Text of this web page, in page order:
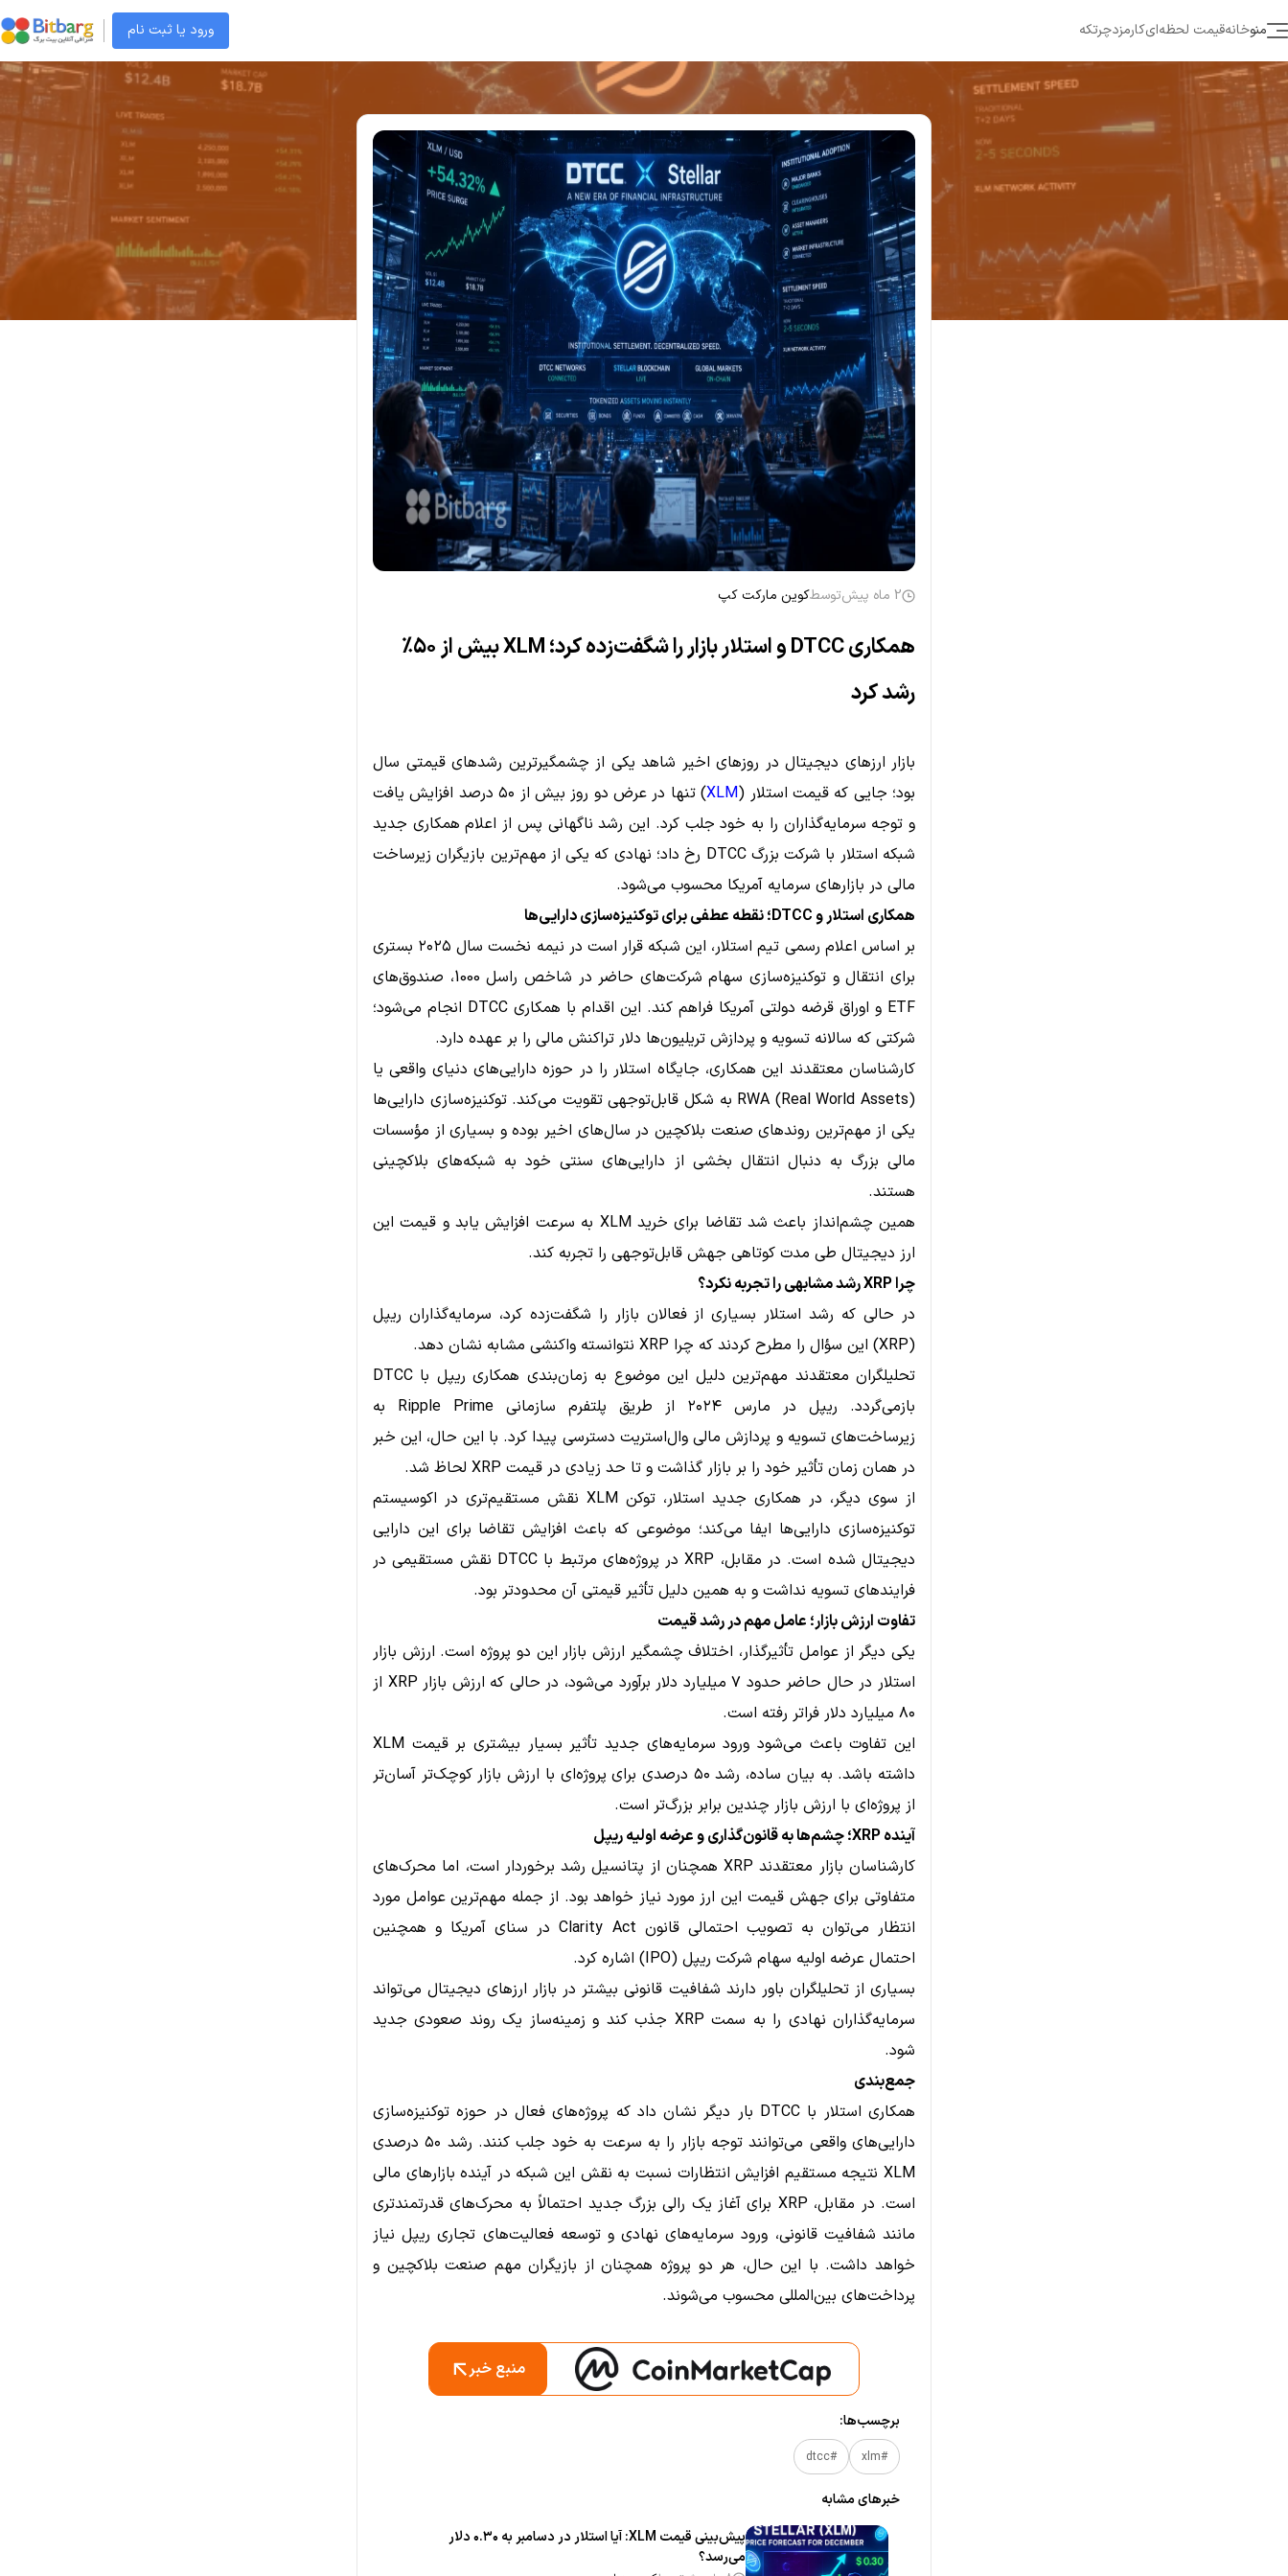
ورود یا ثبت نام چرتکهکارمزدقیمت لحظه‌ایخانهمنو
2 ماه پیش توسطکوین مارکت کپ
همکاری DTCC و استلار بازار را شگفت‌زده کرد؛ XLM بیش از ۵۰٪
رشد کرد
بازار ارزهای دیجیتال در روزهای اخیر شاهد یکی از چشمگیرترین رشدهای قیمتی سال
بود؛ جایی که قیمت استلار (XLM
) تنها در عرض دو روز بیش از ۵۰ درصد افزایش یافت
و توجه سرمایه‌گذاران را به خود جلب کرد. این رشد ناگهانی پس از اعلام همکاری جدید
شبکه استلار با شرکت بزرگ DTCC رخ داد؛ نهادی که یکی از مهم‌ترین بازیگران زیرساخت
مالی در بازارهای سرمایه آمریکا محسوب می‌شود.
همکاری استلار و DTCC؛ نقطه عطفی برای توکنیزه‌سازی دارایی‌ها
بر اساس اعلام رسمی تیم استلار، این شبکه قرار است در نیمه نخست سال ۲۰۲۵ بستری
برای انتقال و توکنیزه‌سازی سهام شرکت‌های حاضر در شاخص راسل 1000، صندوق‌های
ETF و اوراق قرضه دولتی آمریکا فراهم کند. این اقدام با همکاری DTCC انجام می‌شود؛
شرکتی که سالانه تسویه و پردازش تریلیون‌ها دلار تراکنش مالی را بر عهده دارد.
کارشناسان معتقدند این همکاری، جایگاه استلار را در حوزه دارایی‌های دنیای واقعی یا
RWA (Real World Assets) به شکل قابل‌توجهی تقویت می‌کند. توکنیزه‌سازی دارایی‌ها
یکی از مهم‌ترین روندهای صنعت بلاکچین در سال‌های اخیر بوده و بسیاری از مؤسسات
مالی بزرگ به دنبال انتقال بخشی از دارایی‌های سنتی خود به شبکه‌های بلاکچینی
هستند.
همین چشم‌انداز باعث شد تقاضا برای خرید XLM به سرعت افزایش یابد و قیمت این
ارز دیجیتال طی مدت کوتاهی جهش قابل‌توجهی را تجربه کند.
چرا XRP رشد مشابهی را تجربه نکرد؟
در حالی که رشد استلار بسیاری از فعالان بازار را شگفت‌زده کرد، سرمایه‌گذاران ریپل
(XRP) این سؤال را مطرح کردند که چرا XRP نتوانسته واکنشی مشابه نشان دهد.
تحلیلگران معتقدند مهم‌ترین دلیل این موضوع به زمان‌بندی همکاری ریپل با DTCC
بازمی‌گردد. ریپل در مارس ۲۰۲۴ از طریق پلتفرم سازمانی Ripple Prime به
زیرساخت‌های تسویه و پردازش مالی وال‌استریت دسترسی پیدا کرد. با این حال، این خبر
در همان زمان تأثیر خود را بر بازار گذاشت و تا حد زیادی در قیمت XRP لحاظ شد.
از سوی دیگر، در همکاری جدید استلار، توکن XLM نقش مستقیم‌تری در اکوسیستم
توکنیزه‌سازی دارایی‌ها ایفا می‌کند؛ موضوعی که باعث افزایش تقاضا برای این دارایی
دیجیتال شده است. در مقابل، XRP در پروژه‌های مرتبط با DTCC نقش مستقیمی در
فرایندهای تسویه نداشت و به همین دلیل تأثیر قیمتی آن محدودتر بود.
تفاوت ارزش بازار؛ عامل مهم در رشد قیمت
یکی دیگر از عوامل تأثیرگذار، اختلاف چشمگیر ارزش بازار این دو پروژه است. ارزش بازار
استلار در حال حاضر حدود ۷ میلیارد دلار برآورد می‌شود، در حالی که ارزش بازار XRP از
۸۰ میلیارد دلار فراتر رفته است.
این تفاوت باعث می‌شود ورود سرمایه‌های جدید تأثیر بسیار بیشتری بر قیمت XLM
داشته باشد. به بیان ساده، رشد ۵۰ درصدی برای پروژه‌ای با ارزش بازار کوچک‌تر آسان‌تر
از پروژه‌ای با ارزش بازار چندین برابر بزرگ‌تر است.
آینده XRP؛ چشم‌ها به قانون‌گذاری و عرضه اولیه ریپل
کارشناسان بازار معتقدند XRP همچنان از پتانسیل رشد برخوردار است، اما محرک‌های
متفاوتی برای جهش قیمت این ارز مورد نیاز خواهد بود. از جمله مهم‌ترین عوامل مورد
انتظار می‌توان به تصویب احتمالی قانون Clarity Act در سنای آمریکا و همچنین
احتمال عرضه اولیه سهام شرکت ریپل (IPO) اشاره کرد.
بسیاری از تحلیلگران باور دارند شفافیت قانونی بیشتر در بازار ارزهای دیجیتال می‌تواند
سرمایه‌گذاران نهادی را به سمت XRP جذب کند و زمینه‌ساز یک روند صعودی جدید
شود.
جمع‌بندی
همکاری استلار با DTCC بار دیگر نشان داد که پروژه‌های فعال در حوزه توکنیزه‌سازی
دارایی‌های واقعی می‌توانند توجه بازار را به سرعت به خود جلب کنند. رشد ۵۰ درصدی
XLM نتیجه مستقیم افزایش انتظارات نسبت به نقش این شبکه در آینده بازارهای مالی
است. در مقابل، XRP برای آغاز یک رالی بزرگ جدید احتمالاً به محرک‌های قدرتمندتری
مانند شفافیت قانونی، ورود سرمایه‌های نهادی و توسعه فعالیت‌های تجاری ریپل نیاز
خواهد داشت. با این حال، هر دو پروژه همچنان از بازیگران مهم صنعت بلاکچین و
پرداخت‌های بین‌المللی محسوب می‌شوند.
منبع خبر
برچسب‌ها:
#xlm
#dtcc
خبر‌های مشابه
پیش‌بینی قیمت XLM: آیا استلار در دسامبر به ۰.۳۰ دلار
می‌رسد؟